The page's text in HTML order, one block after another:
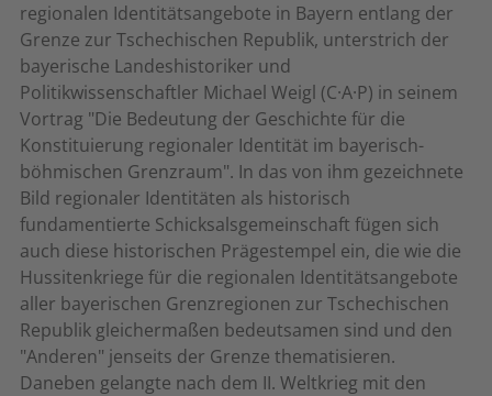
regionalen Identitätsangebote in Bayern entlang der
Grenze zur Tschechischen Republik, unterstrich der
bayerische Landeshistoriker und
Politikwissenschaftler Michael Weigl (C·A·P) in seinem
Vortrag "Die Bedeutung der Geschichte für die
Konstituierung regionaler Identität im bayerisch-
böhmischen Grenzraum". In das von ihm gezeichnete
Bild regionaler Identitäten als historisch
fundamentierte Schicksalsgemeinschaft fügen sich
auch diese historischen Prägestempel ein, die wie die
Hussitenkriege für die regionalen Identitätsangebote
aller bayerischen Grenzregionen zur Tschechischen
Republik gleichermaßen bedeutsamen sind und den
"Anderen" jenseits der Grenze thematisieren.
Daneben gelangte nach dem II. Weltkrieg mit den